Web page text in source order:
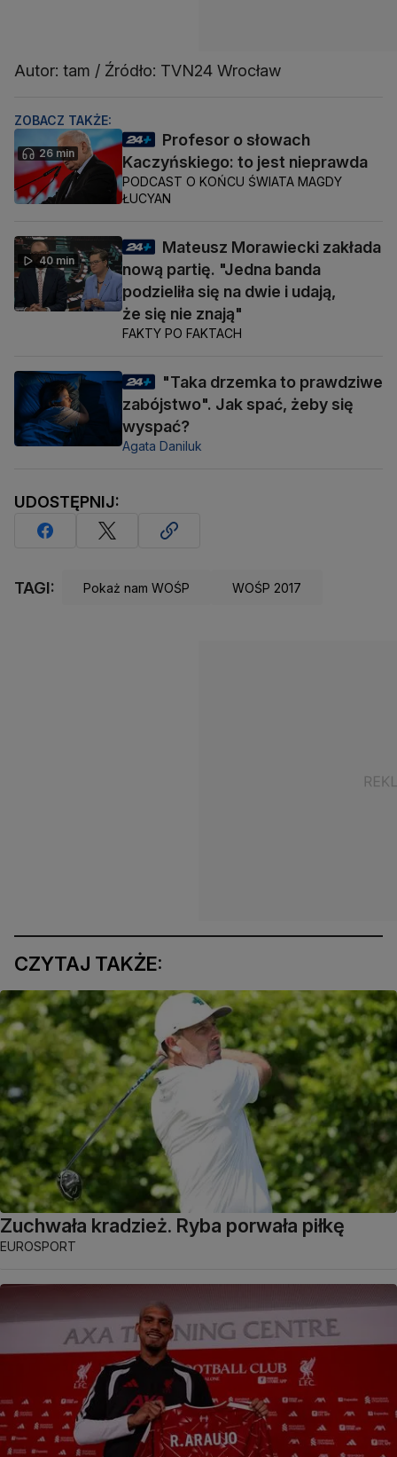
Autor: tam / Źródło: TVN24 Wrocław
ZOBACZ TAKŻE:
26 min
Profesor o słowach
Kaczyńskiego: to jest nieprawda
PODCAST O KOŃCU ŚWIATA MAGDY
ŁUCYAN
40 min
Mateusz Morawiecki zakłada
nową partię. "Jedna banda
podzieliła się na dwie i udają,
że się nie znają"
FAKTY PO FAKTACH
"Taka drzemka to prawdziwe
zabójstwo". Jak spać, żeby się
wyspać?
Agata Daniluk
UDOSTĘPNIJ:
TAGI: Pokaż nam WOŚP WOŚP 2017
CZYTAJ TAKŻE:
Zuchwała kradzież. Ryba porwała piłkę
EUROSPORT